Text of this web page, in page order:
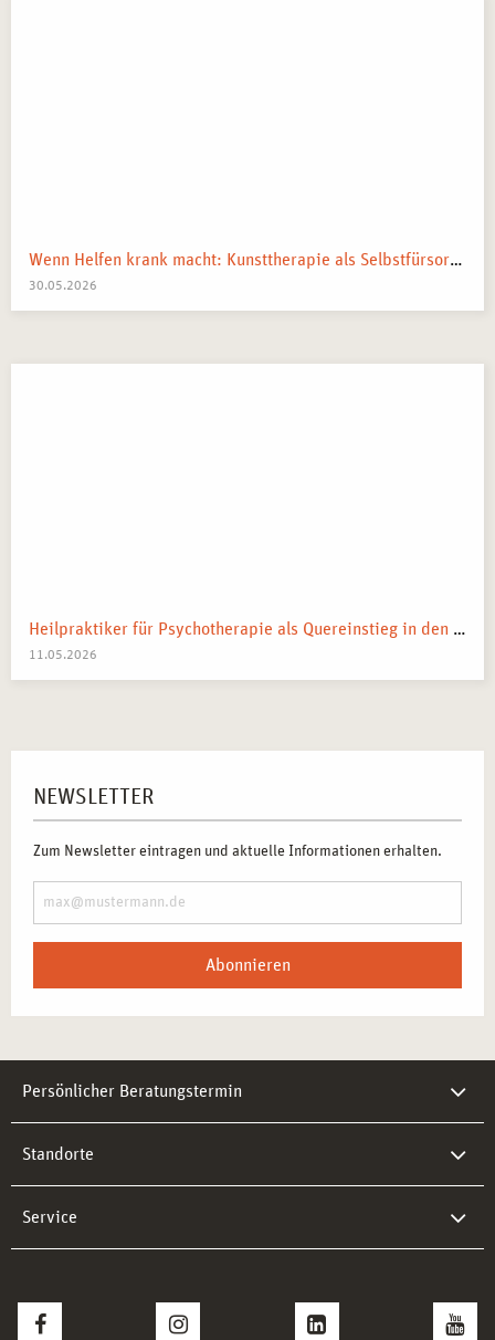
Wenn Helfen krank macht: Kunsttherapie als Selbstfürsorge in pflegenden und beratenden Berufen
30.05.2026
Heilpraktiker für Psychotherapie als Quereinstieg in den Heilberuf
11.05.2026
NEWSLETTER
Zum Newsletter eintragen und aktuelle Informationen erhalten.
Abonnieren
Persönlicher Beratungstermin
Standorte
Service